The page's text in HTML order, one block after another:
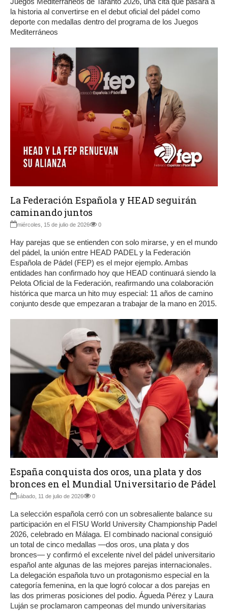
la historia al convertirse en el debut oficial del pádel como
deporte con medallas dentro del programa de los Juegos
Mediterráneos
La Federación Española y HEAD seguirán
caminando juntos
miércoles, 15 de julio de 2026 0
Hay parejas que se entienden con solo mirarse, y en el mundo
del pádel, la unión entre HEAD PADEL y la Federación
Española de Pádel (FEP) es el mejor ejemplo. Ambas
entidades han confirmado hoy que HEAD continuará siendo la
Pelota Oficial de la Federación, reafirmando una colaboración
histórica que marca un hito muy especial: 11 años de camino
conjunto desde que empezaran a trabajar de la mano en 2015.
España conquista dos oros, una plata y dos
bronces en el Mundial Universitario de Pádel
sábado, 11 de julio de 2026 0
La selección española cerró con un sobresaliente balance su
participación en el FISU World University Championship Padel
2026, celebrado en Málaga. El combinado nacional consiguió
un total de cinco medallas —dos oros, una plata y dos
bronces— y confirmó el excelente nivel del pádel universitario
español ante algunas de las mejores parejas internacionales.
La delegación española tuvo un protagonismo especial en la
categoría femenina, en la que logró colocar a dos parejas en
las dos primeras posiciones del podio. Águeda Pérez y Laura
Luján se proclamaron campeonas del mundo universitarias